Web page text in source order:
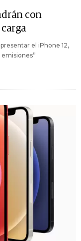
con
el iPhone 12,